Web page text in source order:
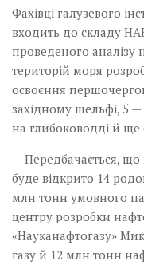
Фахівці галузевого
входить до складу
проведеного аналізу
територій моря
освоєння
західному шельфі,­ 5
на глибоководді й ще
— Передбачається, що
буде відкрито 14
млн тонн умовного
центру розробки
«Науканафтогазу»
газу й 12 млн тонн